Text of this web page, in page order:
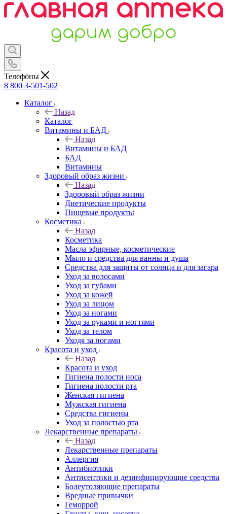
Телефоны
8 800 3-501-502
Каталог
Назад
Каталог
Витамины и БАД
Назад
Витамины и БАД
БАД
Витамины
Здоровый образ жизни
Назад
Здоровый образ жизни
Диетические продукты
Пищевые продукты
Косметика
Назад
Косметика
Масла эфирные, косметические
Мыло и средства для ванны и душа
Средства для защиты от солнца и для загара
Уход за волосами
Уход за губами
Уход за кожей
Уход за лицом
Уход за ногами
Уход за руками и ногтями
Уход за телом
Уходя за ногами
Красота и уход
Назад
Красота и уход
Гигиена полости носа
Гигиена полости рта
Женская гигиена
Мужская гигиена
Средства гигиены
Уход за полостью рта
Лекарственные препараты
Назад
Лекарственные препараты
Аллергия
Антибиотики
Антисептики и дезинфицирующие средства
Болеутоляющие препараты
Вредные привычки
Геморрой